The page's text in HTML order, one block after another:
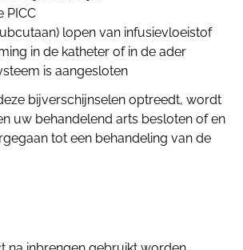
PICC
lopen van infusievloeistof
in de katheter of in de ader
is aangesloten
bijverschijnselen optreedt, wordt
uw behandelend arts besloten of en
tot een behandeling van de